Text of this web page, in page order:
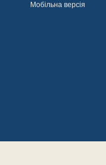
Мобільна версія